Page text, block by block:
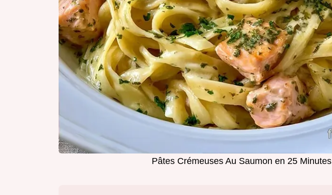
Pâtes Crémeuses Au Saumon en 25 Minutes